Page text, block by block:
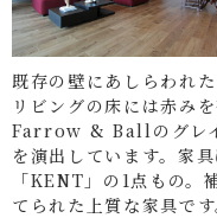
既存の壁にあしらわれ
リビングの床には赤み
Farrow & Ballのグレイ
を演出しています。家
「KENT」の1点もの。
てられた上質な家具です